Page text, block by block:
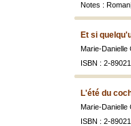
Notes :
Et si
Marie-Danielle
ISBN : 2-
L'été du
Marie-Danielle
ISBN : 2-